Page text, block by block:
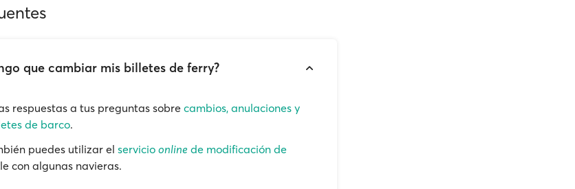
que cambiar mis billetes de ferry?
respuestas a tus preguntas sobre cambios, anulaciones y
de barco.
puedes utilizar el servicio online de modificación de
con algunas navieras.